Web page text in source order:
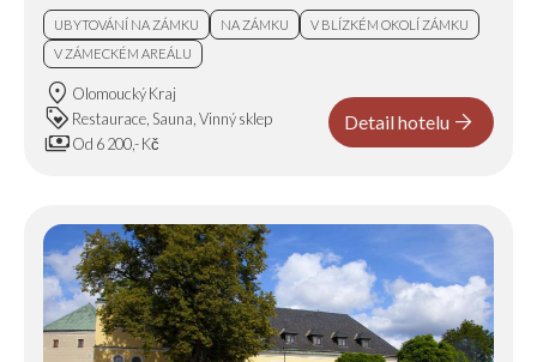
UBYTOVÁNÍ NA ZÁMKU NA ZÁMKU
V BLÍZKÉM OKOLÍ ZÁMKU
V ZÁMECKÉM AREÁLU
location_on Olomoucký Kraj
loyalty Restaurace, Sauna, Vinný sklep
paymentsOd 6 200,- Kč
Detail hotelu arrow_forward